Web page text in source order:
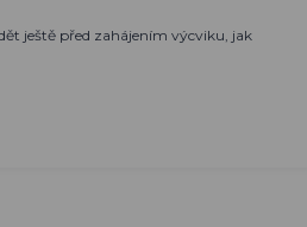
ještě před zahájením výcviku, jak